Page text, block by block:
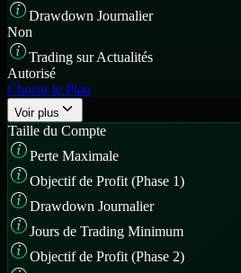
Drawdown Journalier
Non
Trading sur Actualités
Autorisé
Choisir le Plan
Voir plus
Taille du Compte
Perte Maximale
Objectif de Profit (Phase 1)
Drawdown Journalier
Jours de Trading Minimum
Objectif de Profit (Phase 2)